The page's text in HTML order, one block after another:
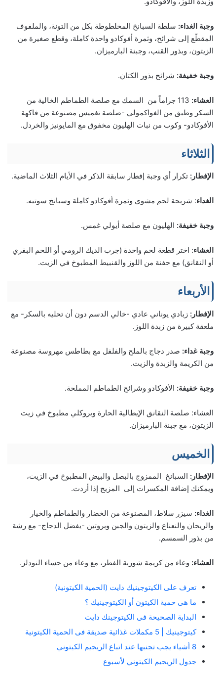
وجبة الغداء: سلطة السبانخ المخلطوطة بكل من التونة، والملفوف
المقطّع إلى شرائح، وثمرة أفوكادو واحدة كاملة، وقطع صغيرة من
الزيتون، وبذور القنب، وجبنة البارميزان.
وجبة خفيفة: شرائح بذور الكتان.
العشاء:
113 جراماً من السمك مع صلصة الطماطم الخالية من
السكر وطبق من الغواكمولي -صلصة تغميس مصنوعة من فاكهة
الأفوكادو- وكوب من نبات الهليون مخفوق مع المايونيز والخردل.
الثلاثاء
الإفطار: تكرار أي وجبة إفطار سابقة الذكر في الأيام الثلاث الماضية.
الغداء: شريحة لحم مشوي وثمرة أفوكادو كاملة وسبانخ سوتيه.
وجبة خفيفة: الهليون مع صلصة أيولي غمس.
العشاء: اختر قطعة لحم واحدة (جرب الديك الرومي أو اللحم البقري
أو النقانق) مع حفنة من اللوز والقنبيط المطبوخ في الزيت.
الأربعاء
الإفطار: زبادي يوناني عادي -خالي الدسم دون أن تحليه بالسكر- مع
ملعقة كبيرة من زبدة اللوز.
وجبة غداء: صدر دجاج بالملح والفلفل مع بطاطس مهروسة مصنوعة
من الكريمة والزبدة والزيت.
وجبة خفيفة: الأفوكادو وشرائح الطماطم المملحة.
العشاء: صلصة النقانق الإيطالية الحارة وبروكلي مطبوخ في زيت
الزيتون، مع جبنة البارميزان.
الخميس
الإفطار: السبانخ الممزوج بالبصل والبيض المطبوخ في الزيت،
ويمكنك إضافة المكسرات إلى المزيج إذا أردت.
الغداء: سيزر سلاط، المصنوعة من الخضار والطماطم والخيار
والريحان والنعناع والزيتون والجبن وبروتين -يفضل الدجاج- مع رشة
من بذور السمسم.
العشاء: وعاء من كريمة شوربة الفطر، مع وعاء من حساء النودلز.
تعرف على الكيتوجينيك دايت (الحمية الكيتونية)
ما هى حمية الكيتون أو الكيتوجينيك ؟
البداية الصحيحة فى الكيتوجينك دايت
كيتوجينيك | 5 مكملات غذائية صديقة فى الحمية الكيتونية
8 أشياء يجب تجنبها عند اتباع الريجيم الكيتوني
جدول الريجيم الكيتوني لأسبوع